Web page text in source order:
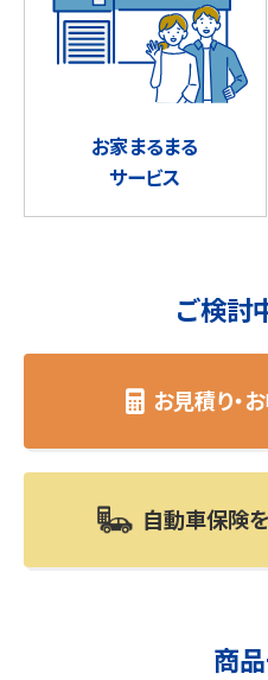
お家まるまる
サービス
ご検討
お見積り・
自動車保険
商